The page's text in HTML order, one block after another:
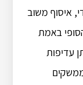
איסוף משוב
באמת
עדיפות
ממשקים